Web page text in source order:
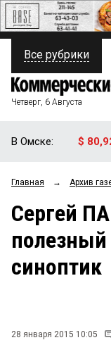
ПОЛИТИКА
ФИНАНСЫ
ОБЩЕСТВО
ЗАКОН
НОВОСТИ
Все рубрики
Четверг, 6 Августа
В Омске: $
Главная → Архив
Сергей
синоптик
28 января 2015 10:05